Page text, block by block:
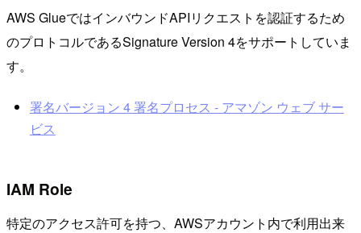
AWS GlueではインバウンドAPIリクエストを認証するため
のプロトコルであるSignature Version 4をサポートしていま
す。
署名バージョン 4 署名プロセス - アマゾン ウェブ サー
ビス
IAM Role
特定のアクセス許可を持つ、AWSアカウント内で利用出来